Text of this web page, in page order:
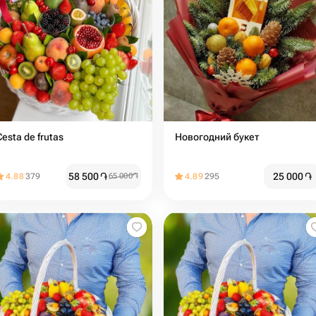
de frutas
4.88379 58 500֏65 000֏
Новогодний букет
4.89295 25 000֏